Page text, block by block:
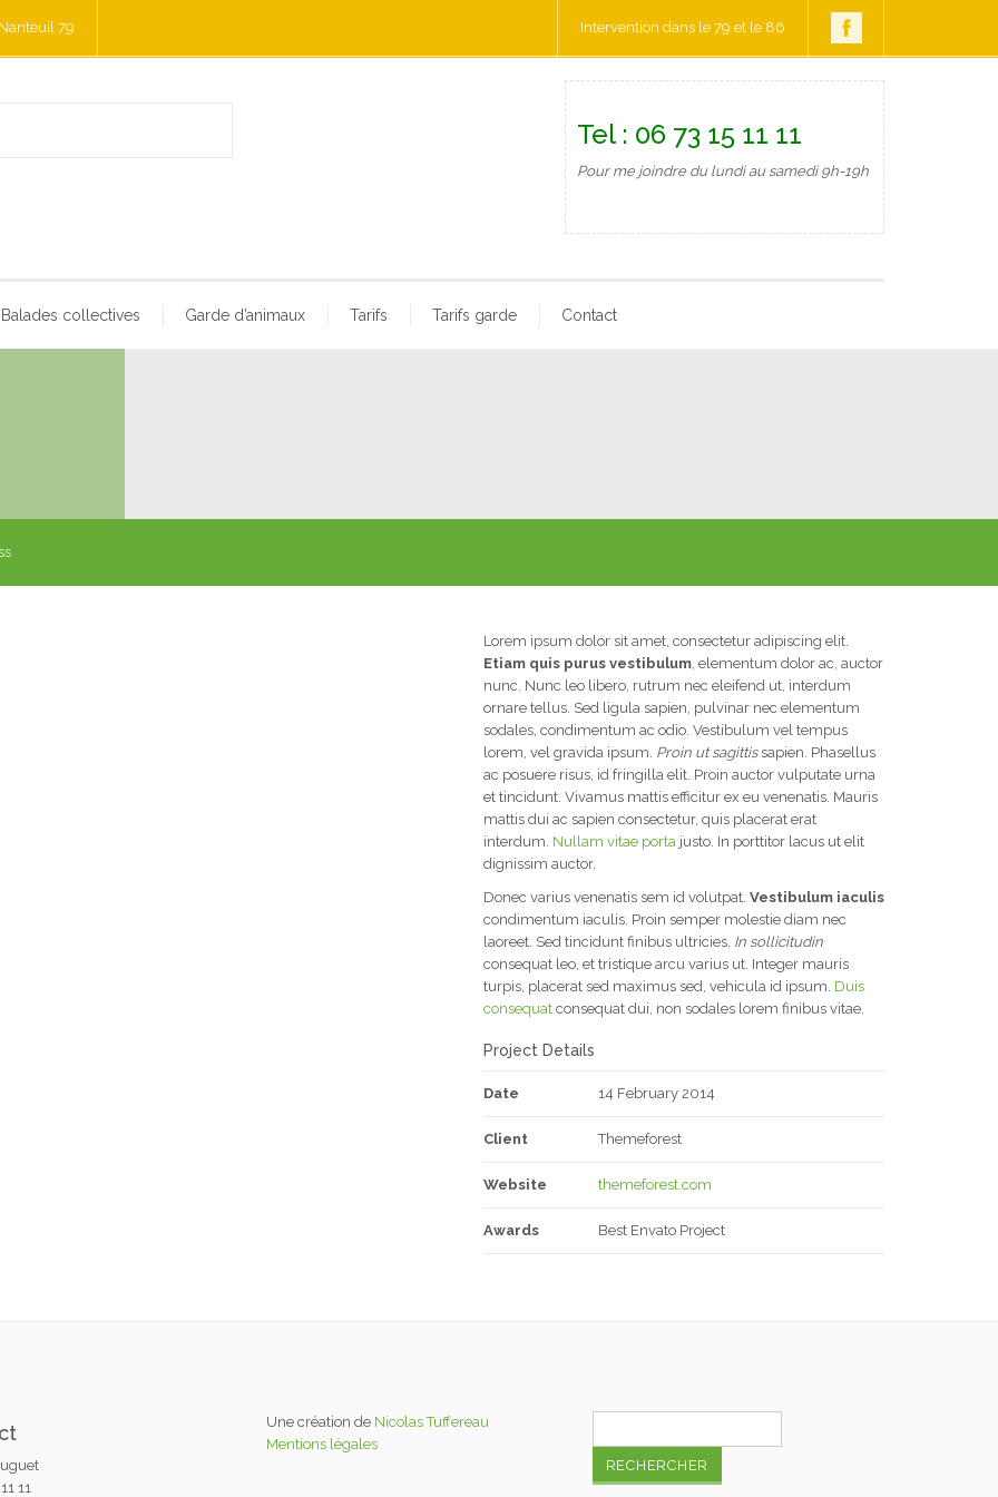
79 Intervention dans le 79 et le 86
Tel : 06 73 15 11 11
Pour me joindre du lundi au samedi 9h-19h
Balades collectives Garde d’animaux Tarifs Tarifs garde Contact
Lorem ipsum dolor sit amet, consectetur adipiscing elit.
Etiam quis purus vestibulum, elementum dolor ac, auctor
nunc. Nunc leo libero, rutrum nec eleifend ut, interdum
ornare tellus. Sed ligula sapien, pulvinar nec elementum
sodales, condimentum ac odio. Vestibulum vel tempus
lorem, vel gravida ipsum. Proin ut sagittissapien. Phasellus
ac posuere risus, id fringilla elit. Proin auctor vulputate urna
et tincidunt. Vivamus mattis efficitur ex eu venenatis. Mauris
mattis dui ac sapien consectetur, quis placerat erat
interdum. Nullam vitae porta justo. In porttitor lacus ut elit
dignissim auctor.
Donec varius venenatis sem id volutpat. Vestibulum iaculis
condimentum iaculis. Proin semper molestie diam nec
laoreet. Sed tincidunt finibus ultricies. In sollicitudin
consequat leo, et tristique arcu varius ut. Integer mauris
turpis, placerat sed maximus sed, vehicula id ipsum. Duis
consequat consequat dui, non sodales lorem finibus vitae.
Project Details
Date 14 February 2014
Client Themeforest
Website themeforest.com
Awards Best Envato Project
11
Une création de Nicolas Tuffereau
Mentions légales